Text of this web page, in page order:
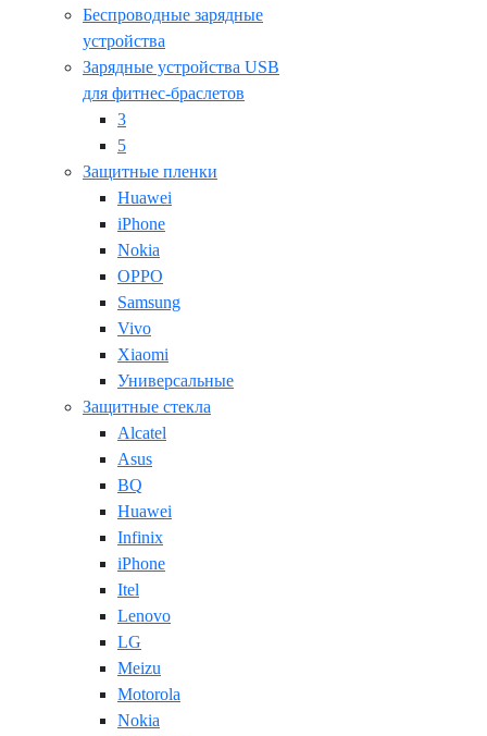
Беспроводные зарядные
устройства
Зарядные устройства USB
для фитнес-браслетов
3
5
Защитные пленки
Huawei
iPhone
Nokia
OPPO
Samsung
Vivo
Xiaomi
Универсальные
Защитные стекла
Alcatel
Asus
BQ
Huawei
Infinix
iPhone
Itel
Lenovo
LG
Meizu
Motorola
Nokia